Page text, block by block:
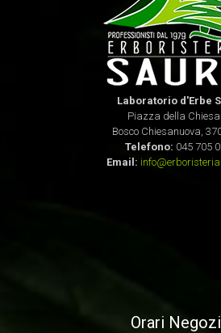
Laboratorio d'Erbe
Piazza della
Bosco Chiesanuova,
Telefono: 045 705
Email:
Orari